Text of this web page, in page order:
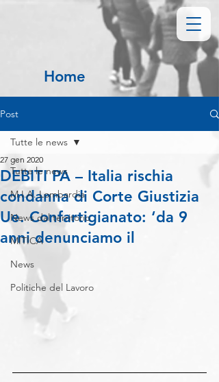
Home
Post
Tutte le news
M.I.A. Lombardia
News dal territorio
MITICA
News
Politiche del Lavoro
Tutte le news
DEBITI PA – Italia rischia
condanna di Corte Giustizia
Ue. Confartigianato: ‘da 9
anni denunciamo il
27 gen 2020